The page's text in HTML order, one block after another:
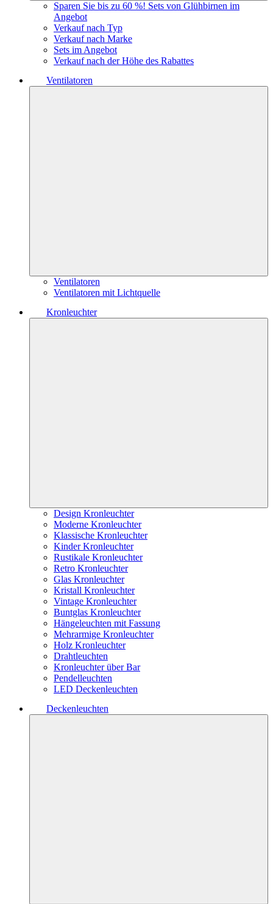
Sparen Sie bis zu 60 %! Sets von Glühbirnen im
Angebot
Verkauf nach Typ
Verkauf nach Marke
Sets im Angebot
Verkauf nach der Höhe des Rabattes
Ventilatoren
Ventilatoren
Ventilatoren mit Lichtquelle
Kronleuchter
Design Kronleuchter
Moderne Kronleuchter
Klassische Kronleuchter
Kinder Kronleuchter
Rustikale Kronleuchter
Retro Kronleuchter
Glas Kronleuchter
Kristall Kronleuchter
Vintage Kronleuchter
Buntglas Kronleuchter
Hängeleuchten mit Fassung
Mehrarmige Kronleuchter
Holz Kronleuchter
Drahtleuchten
Kronleuchter über Bar
Pendelleuchten
LED Deckenleuchten
Deckenleuchten